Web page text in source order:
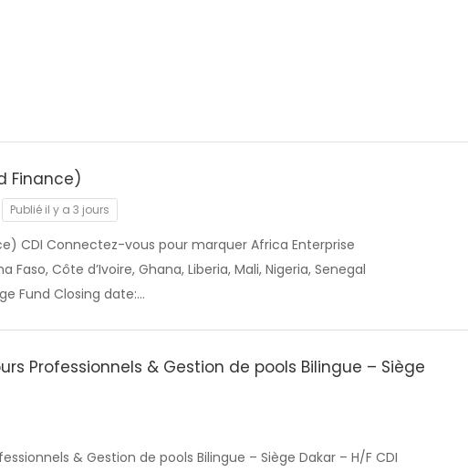
Finance)
Publié il y a 3 jours
CDI Connectez-vous pour marquer Africa Enterprise
Faso, Côte d’Ivoire, Ghana, Liberia, Mali, Nigeria, Senegal
Fund Closing date:…
Professionnels & Gestion de pools Bilingue – Siège
& Gestion de pools Bilingue – Siège Dakar – H/F CDI